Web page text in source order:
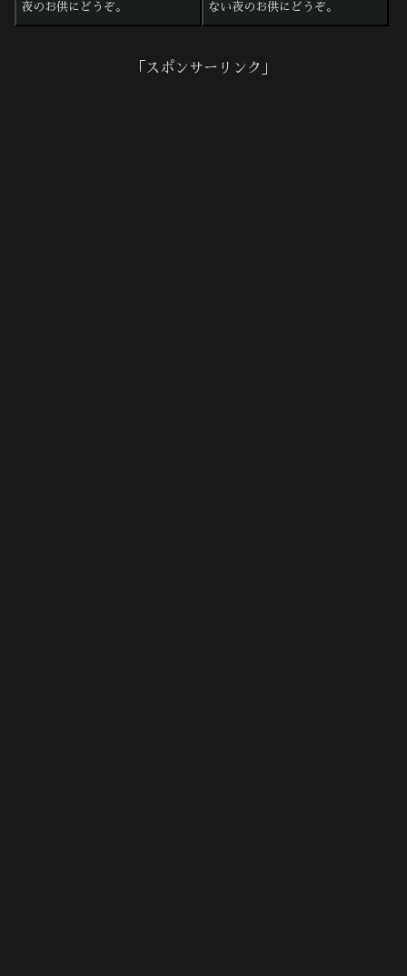
夜のお供にどうぞ。
ない夜のお供にどうぞ。
「スポンサーリンク」